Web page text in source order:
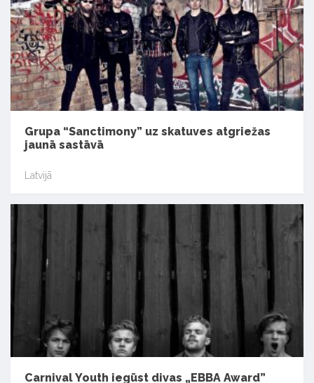
Grupa “Sanctimony” uz skatuves atgriežas
jaunā sastāvā
Latvijā
Carnival Youth iegūst divas „EBBA Award”